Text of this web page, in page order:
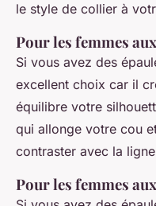
le style de collier à
Pour les femmes
Si vous avez des
excellent choix car il
équilibre votre
qui allonge votre cou
contraster avec la
Pour les femmes